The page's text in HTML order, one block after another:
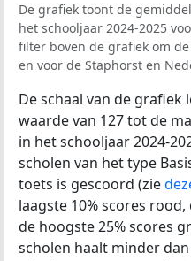
De grafiek toont de
het schooljaar 2024-2025
filter boven de grafiek om
en voor de Staphorst en
De schaal van de
waarde van 127 tot de
in het schooljaar 2024-
scholen van het type
toets is gescoord (zie
laagste 10% scores
de hoogste 25% scores
scholen haalt minder